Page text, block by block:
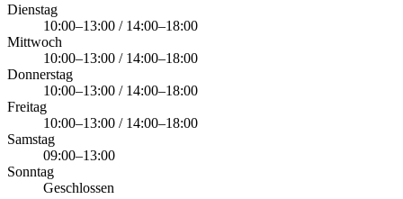
Dienstag
10:00–13:00 / 14:00–18:00
Mittwoch
10:00–13:00 / 14:00–18:00
Donnerstag
10:00–13:00 / 14:00–18:00
Freitag
10:00–13:00 / 14:00–18:00
Samstag
09:00–13:00
Sonntag
Geschlossen